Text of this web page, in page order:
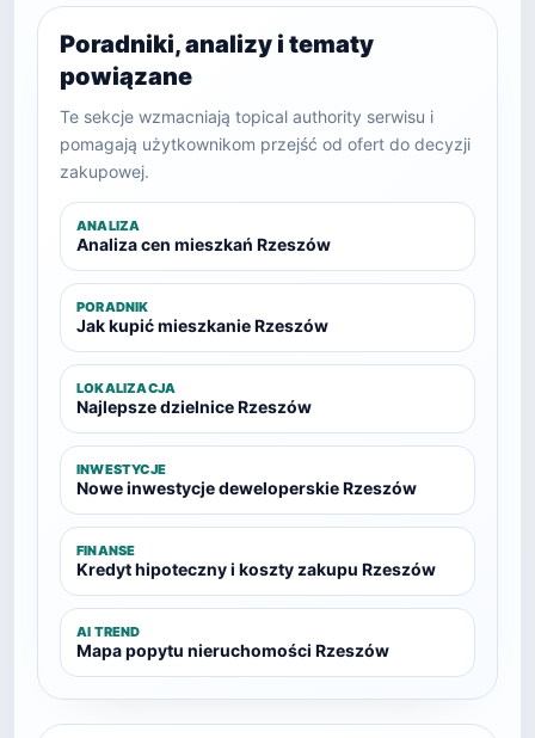
Poradniki, analizy i tematy
powiązane
Te sekcje wzmacniają topical authority serwisu i
pomagają użytkownikom przejść od ofert do decyzji
zakupowej.
ANALIZA
Analiza cen mieszkań Rzeszów
PORADNIK
Jak kupić mieszkanie Rzeszów
LOKALIZACJA
Najlepsze dzielnice Rzeszów
INWESTYCJE
Nowe inwestycje deweloperskie Rzeszów
FINANSE
Kredyt hipoteczny i koszty zakupu Rzeszów
AI TREND
Mapa popytu nieruchomości Rzeszów